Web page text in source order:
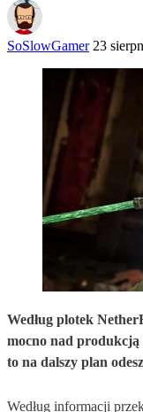
SoSlowGamer 23
Według plotek
mocno nad produkcją
to na dalszy plan
Według informacji